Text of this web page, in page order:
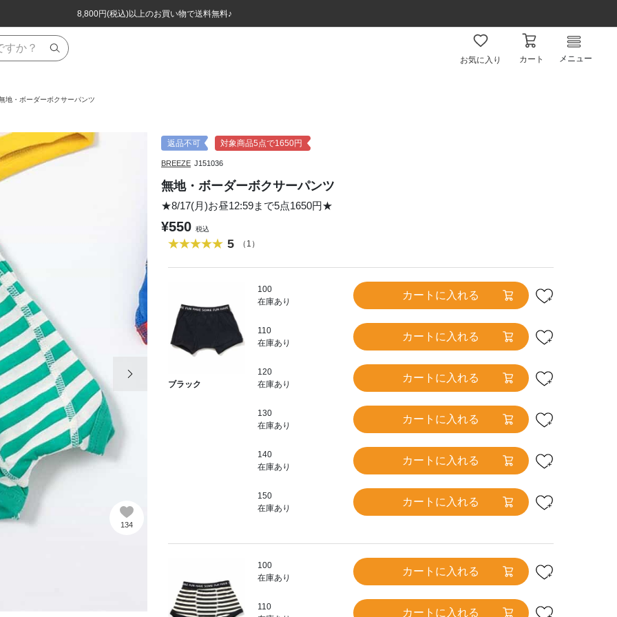
8,800円(税込)以上のお買い物で送料無料♪
ほぼ全品半額！！8/12(水)お昼12:59まで！！
8,800円(税込)以上のお買い物で送料無料♪
ほぼ全品半額！！8/12(水)お昼12:59まで！！
お気に入り カート メニュー
地・ボーダーボクサーパンツ
134
返品不可 対象商品5点で1650円
BREEZE J151036
無地・ボーダーボクサーパンツ
★8/17(月)お昼12:59まで5点1650円★
¥550 税込
5 （1）
ブラック
100
在庫あり
カートに入れる
110
在庫あり
カートに入れる
120
在庫あり
カートに入れる
130
在庫あり
カートに入れる
140
在庫あり
カートに入れる
150
在庫あり
カートに入れる
100
在庫あり
カートに入れる
110
カートに入れる